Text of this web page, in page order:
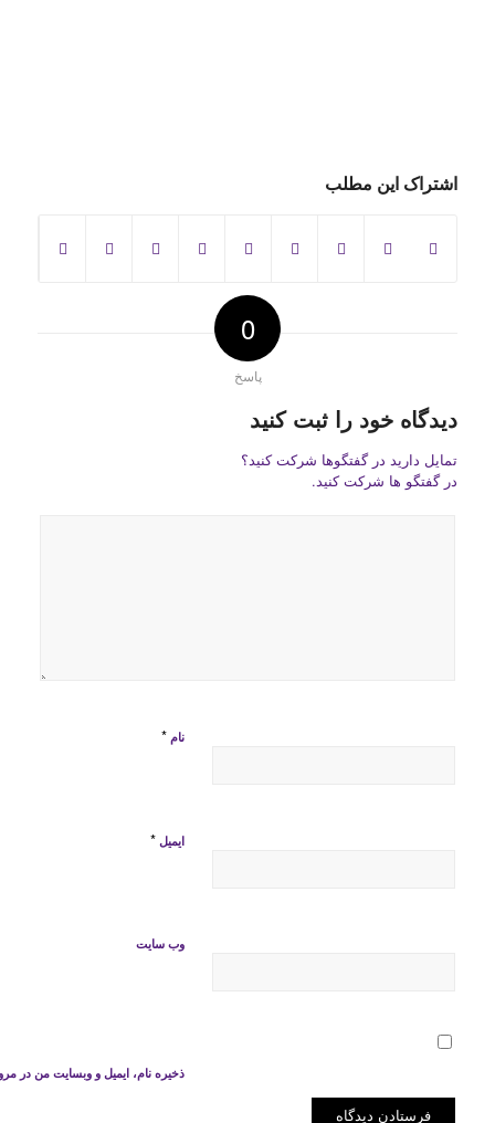
اشتراک این مطلب
0
پاسخ
دیدگاه خود را ثبت کنید
تمایل دارید در گفتگوها شرکت کنید؟
در گفتگو ها شرکت کنید.
نام *
ایمیل *
وب‌ سایت
ذخیره نام، ایمیل و وبسایت من در